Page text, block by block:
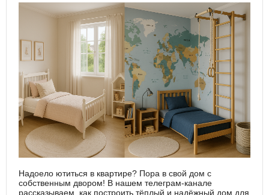
Надоело ютиться в квартире? Пора в свой дом с
собственным двором! В нашем телеграм-канале
рассказываем, как построить тёплый и надёжный дом для